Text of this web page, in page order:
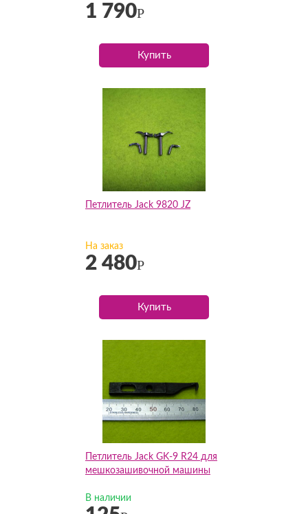
1 790Р
Купить
Петлитель Jack 9820 JZ
На заказ
2 480Р
Купить
Петлитель Jack GK-9 R24 для
мешкозашивочной машины
В наличии